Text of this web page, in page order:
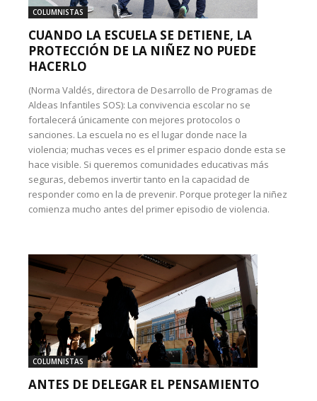
COLUMNISTAS
CUANDO LA ESCUELA SE DETIENE, LA
PROTECCIÓN DE LA NIÑEZ NO PUEDE
HACERLO
(Norma Valdés, directora de Desarrollo de Programas de
Aldeas Infantiles SOS): La convivencia escolar no se
fortalecerá únicamente con mejores protocolos o
sanciones. La escuela no es el lugar donde nace la
violencia; muchas veces es el primer espacio donde esta se
hace visible. Si queremos comunidades educativas más
seguras, debemos invertir tanto en la capacidad de
responder como en la de prevenir. Porque proteger la niñez
comienza mucho antes del primer episodio de violencia.
COLUMNISTAS
ANTES DE DELEGAR EL PENSAMIENTO